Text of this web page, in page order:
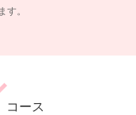
す。
コース